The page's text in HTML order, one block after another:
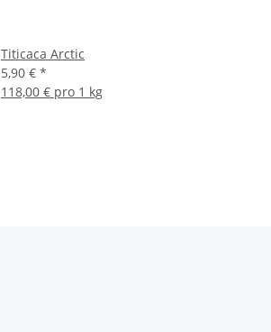
Titicaca Arctic
5,90 € *
118,00 € pro 1 kg